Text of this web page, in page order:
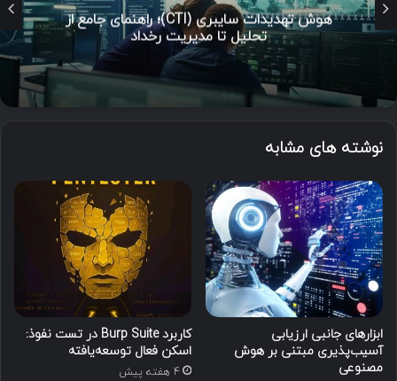
مدل الماس در تحلیل نفوذ
نوشته های مشابه
ابزارهای جانبی ارزیابی
آسیب‌پذیری مبتنی بر هوش
مصنوعی
کاربرد Burp Suite در تست نفوذ:
اسکن فعال توسعه‌یافته
4 هفته پیش